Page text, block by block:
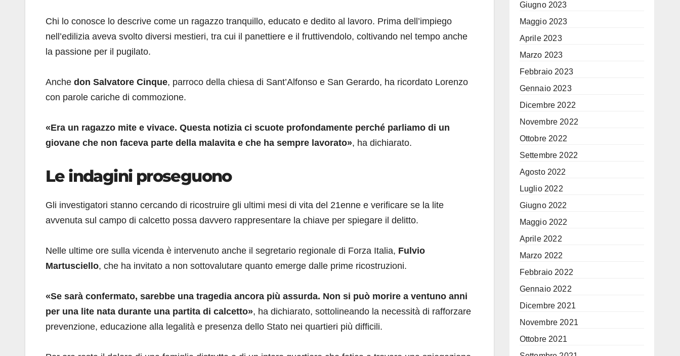
Chi lo conosce lo descrive come un ragazzo tranquillo, educato e dedito al lavoro. Prima dell’impiego
nell’edilizia aveva svolto diversi mestieri, tra cui il panettiere e il fruttivendolo, coltivando nel tempo anche
la passione per il pugilato.
Anche don Salvatore Cinque, parroco della chiesa di Sant’Alfonso e San Gerardo, ha ricordato Lorenzo
con parole cariche di commozione.
«Era un ragazzo mite e vivace. Questa notizia ci scuote profondamente perché parliamo di un
giovane che non faceva parte della malavita e che ha sempre lavorato», ha dichiarato.
Le indagini proseguono
Gli investigatori stanno cercando di ricostruire gli ultimi mesi di vita del 21enne e verificare se la lite
avvenuta sul campo di calcetto possa davvero rappresentare la chiave per spiegare il delitto.
Nelle ultime ore sulla vicenda è intervenuto anche il segretario regionale di Forza Italia, Fulvio
Martusciello, che ha invitato a non sottovalutare quanto emerge dalle prime ricostruzioni.
«Se sarà confermato, sarebbe una tragedia ancora più assurda. Non si può morire a ventuno anni
per una lite nata durante una partita di calcetto», ha dichiarato, sottolineando la necessità di rafforzare
prevenzione, educazione alla legalità e presenza dello Stato nei quartieri più difficili.
Giugno 2023
Maggio 2023
Aprile 2023
Marzo 2023
Febbraio 2023
Gennaio 2023
Dicembre 2022
Novembre 2022
Ottobre 2022
Settembre 2022
Agosto 2022
Luglio 2022
Giugno 2022
Maggio 2022
Aprile 2022
Marzo 2022
Febbraio 2022
Gennaio 2022
Dicembre 2021
Novembre 2021
Ottobre 2021